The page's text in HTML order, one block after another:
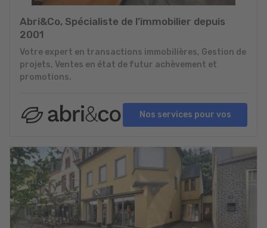
Abri&Co, Spécialiste de l’immobilier depuis
2001
Votre expert en transactions immobilières, Gestion de
projets, Ventes en état de futur achèvement et
promotions.
Nos services pour vos